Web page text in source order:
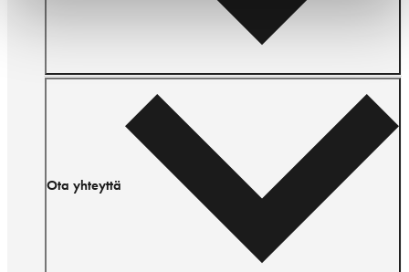
Ota yhteyttä